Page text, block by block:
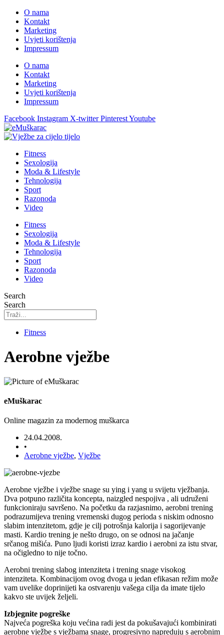
O nama
Kontakt
Marketing
Uvjeti korištenja
Impressum
O nama
Kontakt
Marketing
Uvjeti korištenja
Impressum
Facebook Instagram X-twitter PinterestYoutube
Fitness
Sexologija
Moda & Lifestyle
Tehnologija
Sport
Razonoda
Video
Fitness
Sexologija
Moda & Lifestyle
Tehnologija
Sport
Razonoda
Video
Search
Search
Fitness
Aerobne vježbe
eMuškarac
Online magazin za modernog muškarca
24.04.2008.
•
Aerobne vježbe, Vježbe
Aerobne vježbe i vježbe snage su ying i yang u svijetu vježbanja.
Dva potpuno različita koncepta, naizgled nespojiva , ali udruženi
funkcioniraju savršeno. Na početku da razjasnimo, aerobni trening
podrazumijeva trening vremenski dugog perioda s niskim odnosno
slabim intenzitetom, gdje je cilj potrošnja kalorija i sagorijevanje
masti. Kardio trening je nešto drugo, on se odnosi na jačanje
srčanog mišića. Puno ljudi koristi izraz kardio i aerobni za istu stvar,
na očigledno to nije točno.
Aerobni trening slabog intenziteta i trening snage visokog
intenziteta. Kombinacijom ovog dvoga u jedan efikasan režim može
vam uvelike doprinijeti ka ostvarenju vašega cilja da imate tijelo
kakvo ste uvijek željeli.
Izbjegnite pogreške
Najveća pogreška koju većina radi jest da pokušavajući kombinirati
aerobne vježbe s vježbama snage, progresivno napreduju s aerobnim